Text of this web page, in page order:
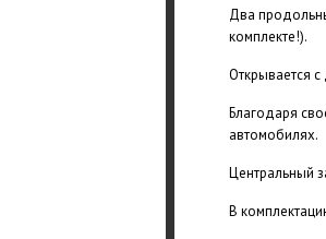
Два
комплекте!).
Открывается с
Благодаря
автомобилях.
Центральный
В